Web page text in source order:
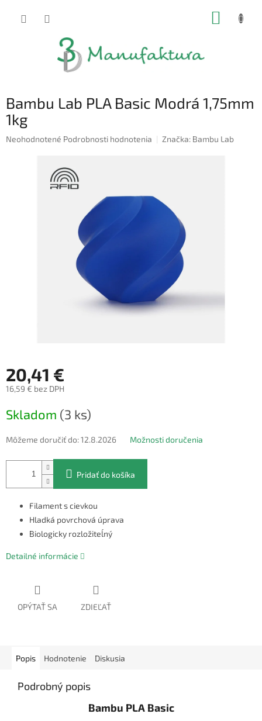
Bambu Lab PLA Basic Modrá 1,75mm
1kg
Priemerné
Neohodnotené Podrobnosti hodnotenia Značka: Bambu Lab
20,41 €
16,59 € bez DPH
cena:
Skladom (3 ks)
Môžeme doručiť do:12.8.2026 Možnosti doručenia
Pridať do košíka
Filament s cievkou
Hladká povrchová úprava
Biologicky rozložiteĺný
Detailné informácie
OPÝTAŤ SA ZDIEĽAŤ
Popis Hodnotenie Diskusia
Podrobný popis
Bambu PLA Basic